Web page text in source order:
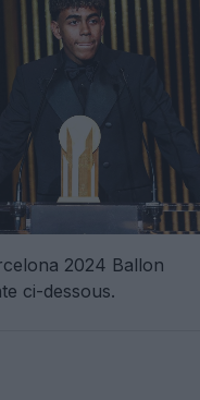
2024 Ballon
ci-dessous.